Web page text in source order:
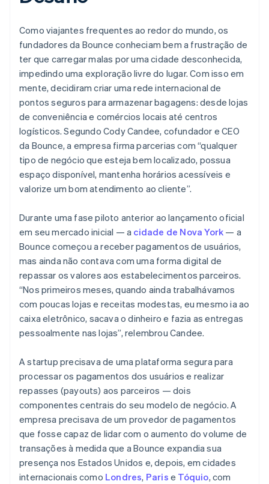
Como viajantes frequentes ao redor do mundo, os
fundadores da Bounce conheciam bem a frustração de
ter que carregar malas por uma cidade desconhecida,
impedindo uma exploração livre do lugar. Com isso em
mente, decidiram criar uma rede internacional de
pontos seguros para armazenar bagagens: desde lojas
de conveniência e comércios locais até centros
logísticos. Segundo Cody Candee, cofundador e CEO
da Bounce, a empresa firma parcerias com “qualquer
tipo de negócio que esteja bem localizado, possua
espaço disponível, mantenha horários acessíveis e
valorize um bom atendimento ao cliente”.
Durante uma fase piloto anterior ao lançamento oficial
em seu mercado inicial — a cidade de Nova York — a
Bounce começou a receber pagamentos de usuários,
mas ainda não contava com uma forma digital de
repassar os valores aos estabelecimentos parceiros.
“Nos primeiros meses, quando ainda trabalhávamos
com poucas lojas e receitas modestas, eu mesmo ia ao
caixa eletrônico, sacava o dinheiro e fazia as entregas
pessoalmente nas lojas”, relembrou Candee.
A startup precisava de uma plataforma segura para
processar os pagamentos dos usuários e realizar
repasses (payouts) aos parceiros — dois
componentes centrais do seu modelo de negócio. A
empresa precisava de um provedor de pagamentos
que fosse capaz de lidar com o aumento do volume de
transações à medida que a Bounce expandia sua
presença nos Estados Unidos e, depois, em cidades
internacionais como Londres, Paris e Tóquio, com